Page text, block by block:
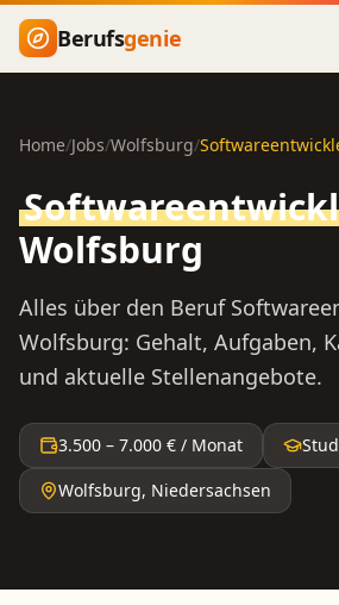
Zum Hauptinhalt springen
Berufsgenie
Home/Jobs/Wolfsburg/
Wolfsburg
Alles über den Beruf
Wolfsburg: Gehalt, Aufgaben,
und aktuelle Stellenangebote.
3.500 – 7.000 € / Monat
Wolfsburg, Niedersachsen